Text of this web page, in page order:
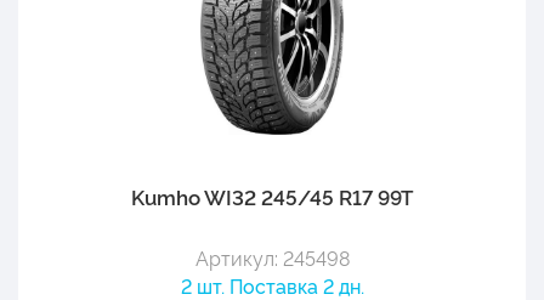
Kumho WI32 245/45 R17 99T
Артикул: 245498
2 шт. Поставка 2 дн.